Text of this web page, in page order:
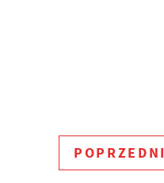
POPRZEDNI